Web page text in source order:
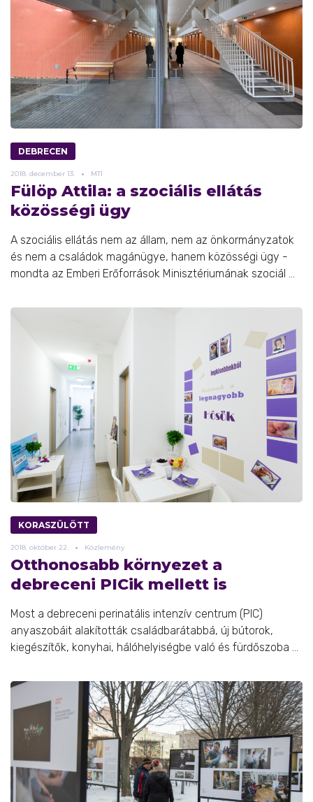
DEBRECEN
2018. december 13. MTI
Fülöp Attila: a szociális ellátás
közösségi ügy
A szociális ellátás nem az állam, nem az önkormányzatok
és nem a családok magánügye, hanem közösségi ügy -
mondta az Emberi Erőforrások Minisztériumának szociál ...
KORASZÜLÖTT
2018. október 22. Közlemény
Otthonosabb környezet a
debreceni PICik mellett is
Most a debreceni perinatális intenzív centrum (PIC)
anyaszobáit alakították családbarátabbá, új bútorok,
kiegészítők, konyhai, hálóhelyiségbe való és fürdőszoba ...